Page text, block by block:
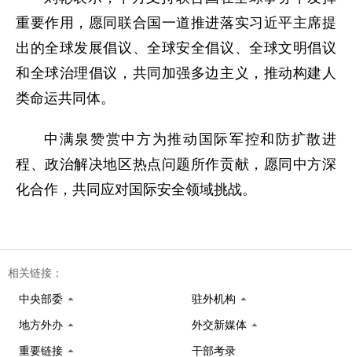
重要作用，愿同联合国一道推进落实习近平主席提
出的全球发展倡议、全球安全倡议、全球文明倡议
和全球治理倡议，共同加强多边主义，推动构建人
类命运共同体。
中满泉赞赏中方为推动国际军控和防扩散进
程、政治解决地区热点问题所作贡献，愿同中方深
化合作，共同应对国际安全领域挑战。
相关链接：
中央部委 驻外机构
地方外办 外交新媒体
重要链接 干部考录